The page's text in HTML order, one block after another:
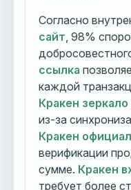
Согласно
сайт , 98%
ссылка
каждой
Кракен зеркало
из-за
Кракен
верификации
сумме. Кракен
требует более